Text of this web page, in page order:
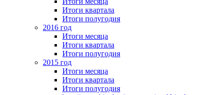
Итоги квартала
Итоги полугодия
2016 год
Итоги месяца
Итоги квартала
Итоги полугодия
2015 год
Итоги месяца
Итоги квартала
Итоги полугодия